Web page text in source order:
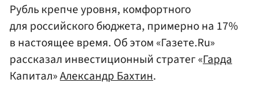
Рубль крепче уровня, комфортного
для российского бюджета, примерно на 17%
в настоящее время. Об этом «Газете.Ru»
рассказал инвестиционный стратег «Гарда
Капитал»Александр Бахтин.